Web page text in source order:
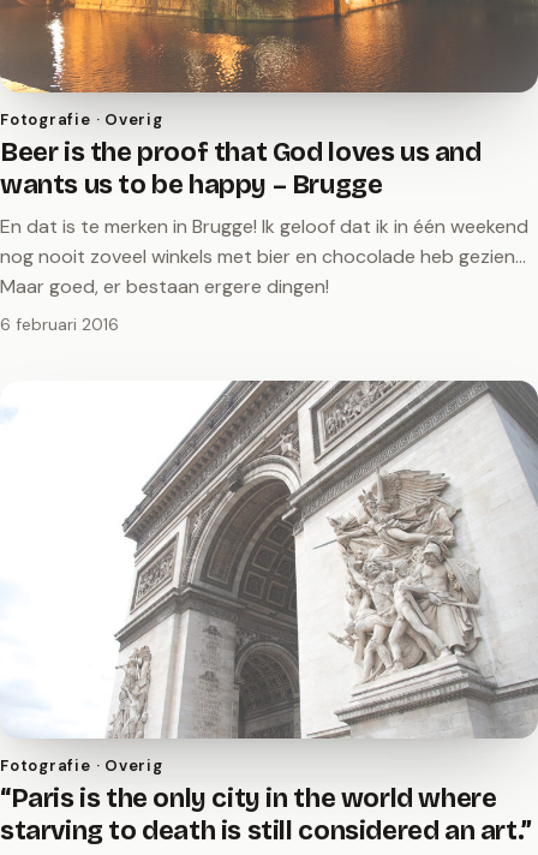
Fotografie · Overig
Beer is the proof that God loves us and
wants us to be happy – Brugge
En dat is te merken in Brugge! Ik geloof dat ik in één weekend
nog nooit zoveel winkels met bier en chocolade heb gezien...
Maar goed, er bestaan ergere dingen!
6 februari 2016
Fotografie · Overig
“Paris is the only city in the world where
starving to death is still considered an art.”